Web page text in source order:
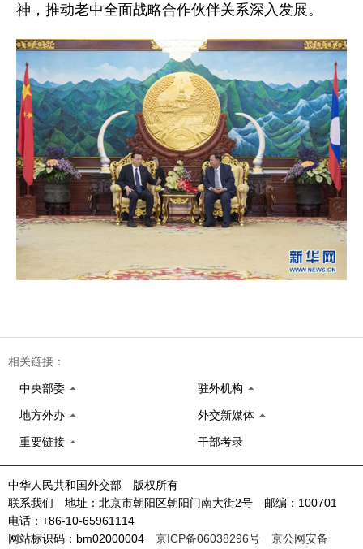
神，推动老中全面战略合作伙伴关系深入发展。
相关链接：
中央部委 驻外机构
地方外办 外交新媒体
重要链接 干部考录
中华人民共和国外交部 版权所有
联系我们 地址：北京市朝阳区朝阳门南大街2号 邮编：100701
电话：+86-10-65961114
网站标识码：bm02000004 京ICP备06038296号 京公网安备